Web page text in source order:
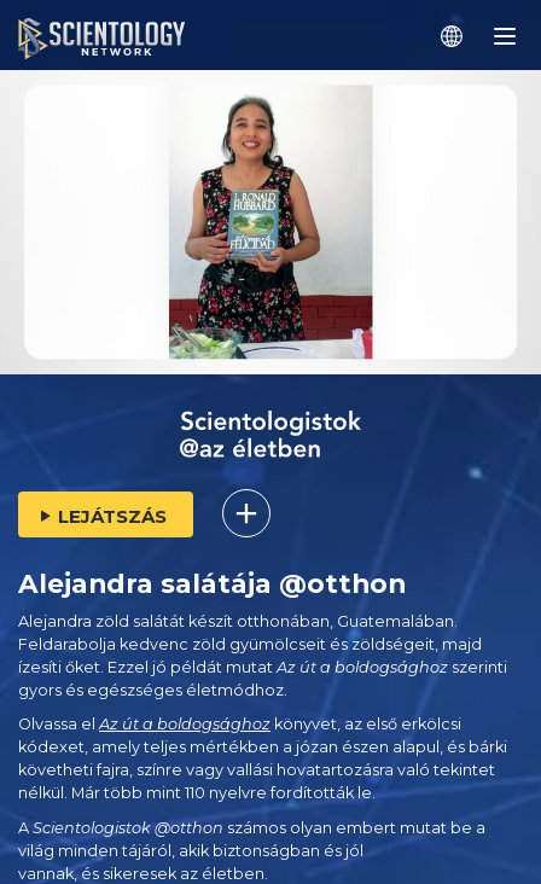
LEJÁTSZÁS
Alejandra salátája @otthon
Alejandra zöld salátát készít otthonában, Guatemalában.
Feldarabolja kedvenc zöld gyümölcseit és zöldségeit, majd
ízesíti őket. Ezzel jó példát mutat Az út a boldogsághoz szerinti
gyors és egészséges életmódhoz.
Olvassa elAz út a boldogsághoz könyvet, az első erkölcsi
kódexet, amely teljes mértékben a józan észen alapul, és bárki
követheti fajra, színre vagy vallási hovatartozásra való tekintet
nélkül. Már több mint 110 nyelvre fordították le.
A Scientologistok @otthon számos olyan embert mutat be a
világ minden tájáról, akik biztonságban és jól
vannak, és sikeresek az életben.